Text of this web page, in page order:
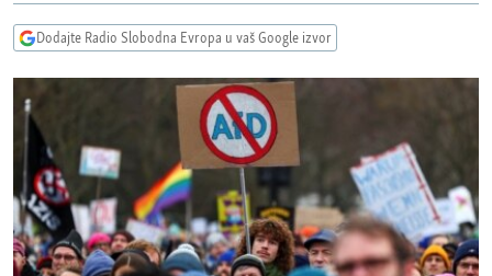
pretragu
FOTOGALERIJE
INFOGRAFIKE
PODCASTI
RAT U UKRAJINI
KINA NA BALKANU
RSE PRIČE IZ SVIJETA
ISPRIČAJ MI
DNEVNO@RSE
SPECIJALI RSE
Dodajte Radio Slobodna Evropa u vaš Google izvor